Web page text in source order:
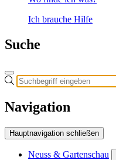
Ich brauche Hilfe
Suche
Navigation
Hauptnavigation schließen
Neuss & Gartenschau